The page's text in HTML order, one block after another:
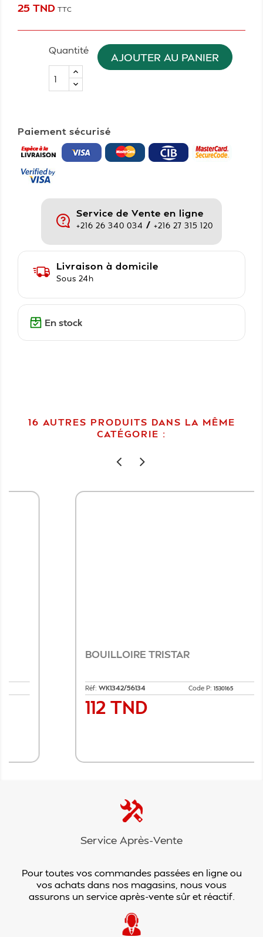
25 TND TTC
Quantité
AJOUTER AU PANIER
Paiement sécurisé
Service de Vente en ligne
+216 26 340 034 / +216 27 315 120
Livraison à domicile
Sous 24h
En stock
16 AUTRES PRODUITS DANS LA MÊME
CATÉGORIE :
BOUILLOIRE TRISTAR
WK1342/56134 Code P:
112 TND
Service Après-Vente
Pour toutes vos commandes passées en ligne ou
vos achats dans nos magasins, nous vous
assurons un service après-vente sûr et réactif.